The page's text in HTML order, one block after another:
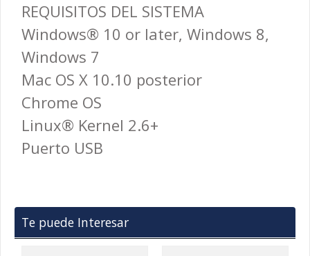
REQUISITOS DEL SISTEMA
Windows® 10 or later, Windows 8,
Windows 7
Mac OS X 10.10 posterior
Chrome OS
Linux® Kernel 2.6+
Puerto USB
Te puede Interesar